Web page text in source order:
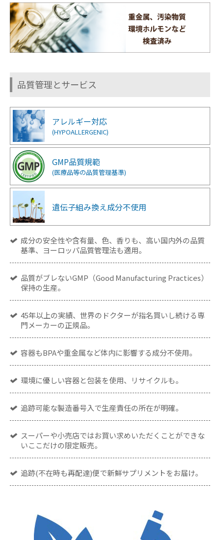
品質管理とサービス
アレルギー対応
(HYPOALLERGENIC)
GMP品質規範
(医療品等の品質管理基準)
遺伝子組み換え成分不使用
成分の安全性や含有量、色、香りも、高い国内外の品質
基準、ヨーロッパ品質管理法も適用。
品質がブレないGMP（Good Manufacturing Practices）
保持の生産。
45年以上の実績、世界のドクターが指名買いし続ける専
門メーカーの正規品。
容器もBPAや重金属など体内に影響する成分不使用。
環境に優しい容器と包装を使用、リサイクルも。
追跡可能な製造番号入で生産責任の所在が明確。
スーパーや小売店ではお買い求めいただくことができな
いここだけの限定販売。
追跡(不在時も再配達)便で新鮮サプリメントをお届け。